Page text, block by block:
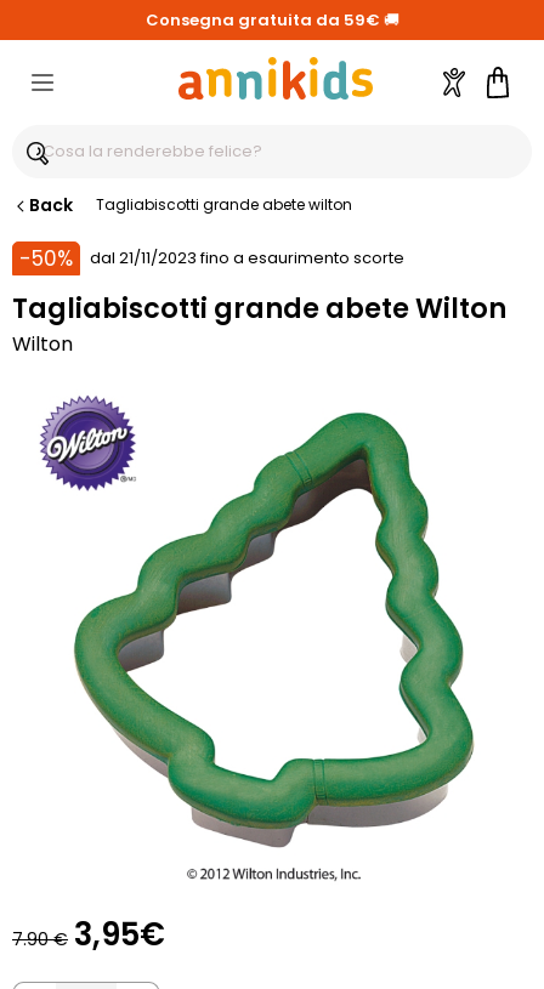
Consegna gratuita da 59€ 🚚
Account
Back Tagliabiscotti grande abete wilton
-50% dal 21/11/2023 fino a esaurimento scorte
Tagliabiscotti grande abete Wilton
Wilton
7.90 € 3,95€